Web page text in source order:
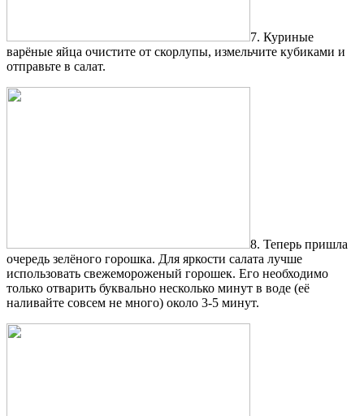
7. Куриные
варёные яйца очистите от скорлупы, измельчите кубиками и
отправьте в салат.
8. Теперь пришла
очередь зелёного горошка. Для яркости салата лучше
использовать свежемороженый горошек. Его необходимо
только отварить буквально несколько минут в воде (её
наливайте совсем не много) около 3-5 минут.